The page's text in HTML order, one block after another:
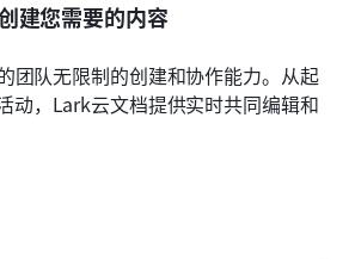
建您需要的内容
团队无限制的创建和协作能力。从起
动，Lark云文档提供实时共同编辑和